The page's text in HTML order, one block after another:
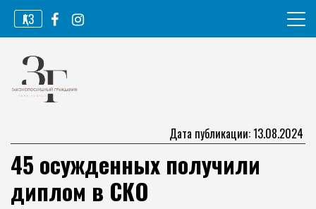
Перейти
содержимому
ҚАЗ
Законопослушный гражданин
Дата публикации: 13.08.2024
45 осужденных получили
диплом в СКО